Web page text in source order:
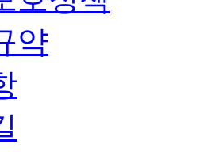
약